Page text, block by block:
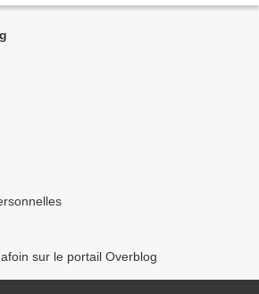
sur le portail Overblog